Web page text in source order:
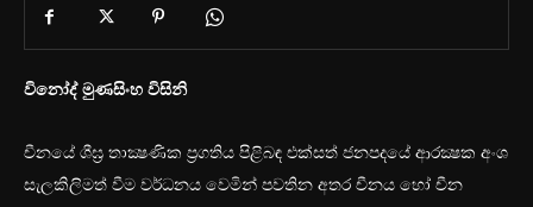
විනෝද් මුණසිංහ විසිනි
චීනයේ ශීඝ්‍ර තාක්‍ෂණික ප්‍රගතිය පිළිබඳ එක්සත් ජනපදයේ ආරක්‍ෂක අංශ
සැලකිලිමත් වීම වර්ධනය වෙමින් පවතින අතර චීනය හෝ චීන